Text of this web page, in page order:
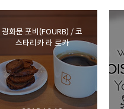
광화문 포비(FOURB) / 코
스타리카 라 로카